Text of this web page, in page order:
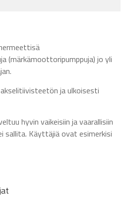
(märkämoottoripumppuja) jo yli
ja ulkoisesti
hyvin vaikeisiin ja vaarallisiin
sallita. Käyttäjiä ovat esimerkisi